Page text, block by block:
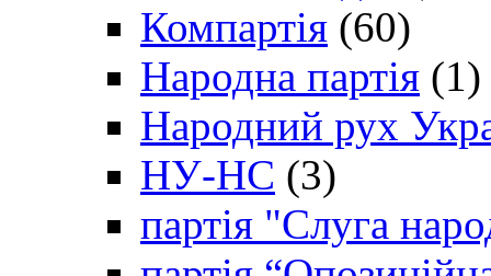
Компартія (60)
Народна партія (1)
Народний рух
НУ-НС (3)
партія "Слуга